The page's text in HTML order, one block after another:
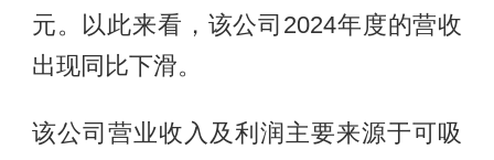
元。以此来看，该公司2024年度的营收
出现同比下滑。
该公司营业收入及利润主要来源于可吸